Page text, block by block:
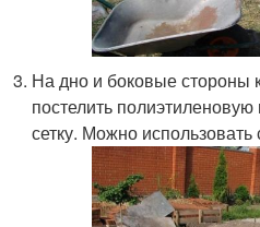
На дно и боковые стороны
постелить
сетку. Можно использовать